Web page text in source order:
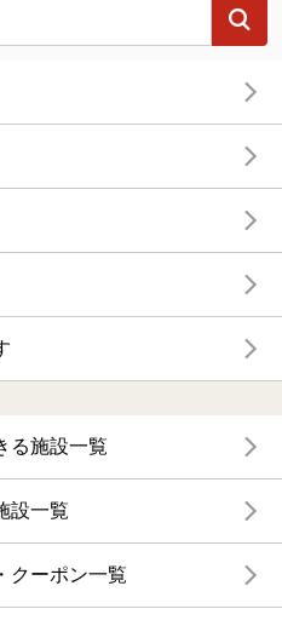
る施設一覧
設一覧
クーポン一覧